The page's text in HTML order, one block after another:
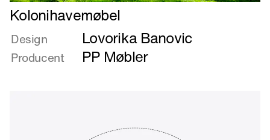
Læs
mere
om
Kolonihavemøbel
Kolonihavemøbel
Design Lovorika Banovic
Producent PP Møbler